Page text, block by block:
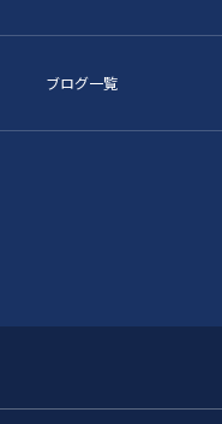
ブログ一覧